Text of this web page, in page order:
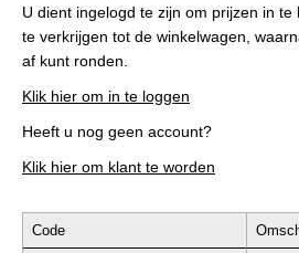
U dient ingelogd te zijn om prijzen in
te verkrijgen tot de winkelwagen,
af kunt ronden.
Klik hier om in te loggen
Heeft u nog geen account?
Klik hier om klant te worden
Code